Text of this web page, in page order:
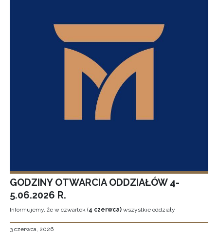
GODZINY OTWARCIA ODDZIAŁÓW 4-
5.06.2026 R.
Informujemy, że w czwartek (4 czerwca) wszystkie oddziały
3 czerwca, 2026